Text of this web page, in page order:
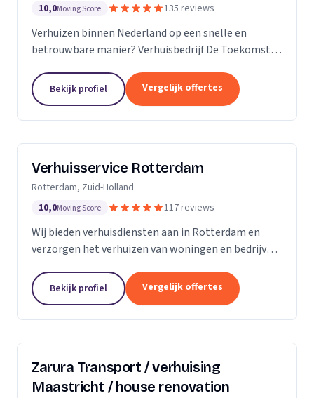
10,0Moving Score 135 reviews
Verhuizen binnen Nederland op een snelle en
betrouwbare manier? Verhuisbedrijf De Toekomst
worden naar de nieuwe locatie. En dat 24/7! Want of
u...
Bekijk profiel Vergelijk offertes
Verhuisservice Rotterdam
Rotterdam, Zuid-Holland
10,0Moving Score 117 reviews
Wij bieden verhuisdiensten aan in Rotterdam en
verzorgen het verhuizen van woningen en bedrijven
Bekijk profiel Vergelijk offertes
Zarura Transport / verhuising
Maastricht / house renovation